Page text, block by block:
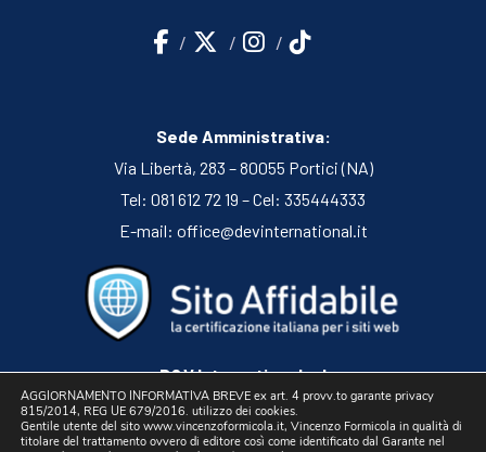
Sede Amministrativa:
Via Libertà, 283 – 80055 Portici (NA)
Tel: 081 612 72 19 – Cel: 335444333
E-mail: office@devinternational.it
D&V International srl
Sede Legale: Via Libertà, 225 – 80055 Portici (NA)
P.IVA 05754741212 | REA NA-773826
AGGIORNAMENTO INFORMATIVA BREVE ex art. 4 provv.to garante privacy
815/2014, REG UE 679/2016. utilizzo dei cookies.
Gentile utente del sito www.vincenzoformicola.it, Vincenzo Formicola in qualità di
titolare del trattamento ovvero di editore così come identificato dal Garante nel